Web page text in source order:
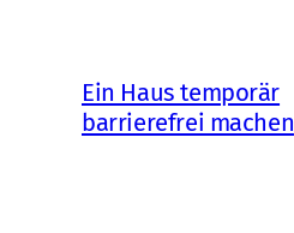
Ein Haus temporär
barrierefrei machen